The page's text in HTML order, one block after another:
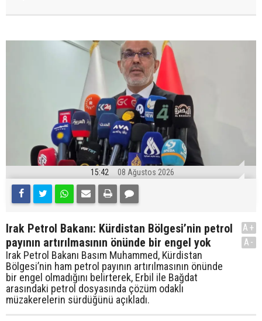
15:42 08 Ağustos 2026
Irak Petrol Bakanı: Kürdistan Bölgesi’nin petrol
payının artırılmasının önünde bir engel yok
Irak Petrol Bakanı Basım Muhammed, Kürdistan
Bölgesi’nin ham petrol payının artırılmasının önünde
bir engel olmadığını belirterek, Erbil ile Bağdat
arasındaki petrol dosyasında çözüm odaklı
müzakerelerin sürdüğünü açıkladı.
A+
A-